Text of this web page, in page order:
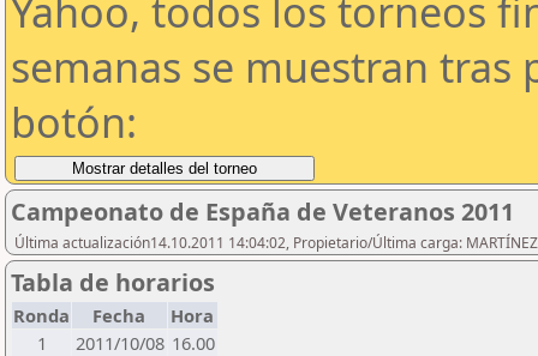
Yahoo, todos los torneos
semanas se muestran tras
botón:
Campeonato de España de Veteranos 2011
Última actualización14.10.2011 14:04:02, Propietario/Última carga:
Tabla de horarios
Ronda Fecha
Hora
1
2011/10/08 16.00